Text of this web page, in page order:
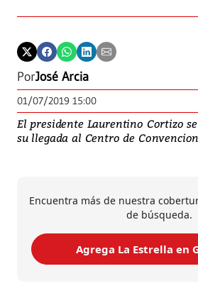
PorJosé Arcia
01/07/2019 15:00
El presidente Laurentino Cortizo
su llegada al Centro de
Encuentra más de nuestra
de búsqueda.
Agrega La Estrella en